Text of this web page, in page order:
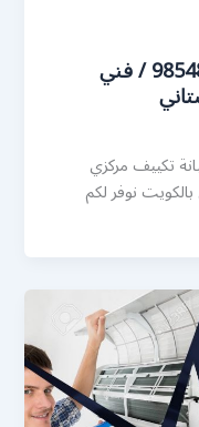
رقم صيانة تكييف حولي / 98548488 / فني
تكييف مركزي
حولي بالكويت نوفر لكم